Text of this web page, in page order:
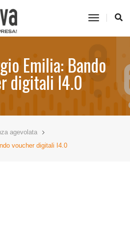
toggle
Emilia: Bando
digitali I4.0
agevolata
voucher digitali I4.0